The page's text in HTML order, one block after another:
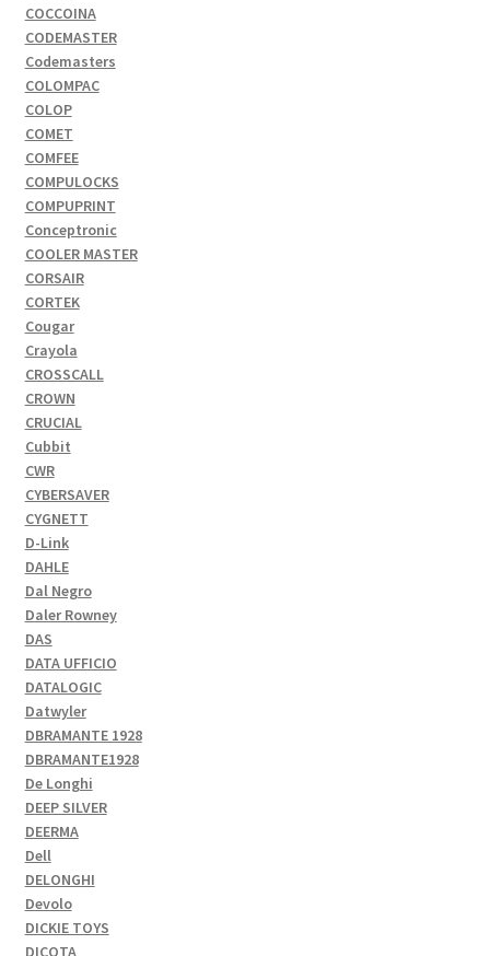
COCCOINA
CODEMASTER
Codemasters
COLOMPAC
COLOP
COMET
COMFEE
COMPULOCKS
COMPUPRINT
Conceptronic
COOLER MASTER
CORSAIR
CORTEK
Cougar
Crayola
CROSSCALL
CROWN
CRUCIAL
Cubbit
CWR
CYBERSAVER
CYGNETT
D-Link
DAHLE
Dal Negro
Daler Rowney
DAS
DATA UFFICIO
DATALOGIC
Datwyler
DBRAMANTE 1928
DBRAMANTE1928
De Longhi
DEEP SILVER
DEERMA
Dell
DELONGHI
Devolo
DICKIE TOYS
DICOTA